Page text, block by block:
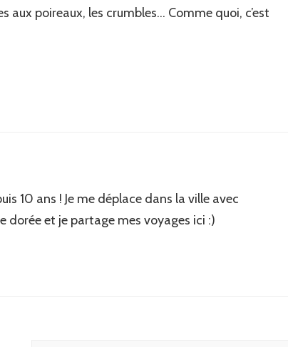
aux poireaux, les crumbles… Comme quoi, c’est
10 ans ! Je me déplace dans la ville avec
dorée et je partage mes voyages ici :)